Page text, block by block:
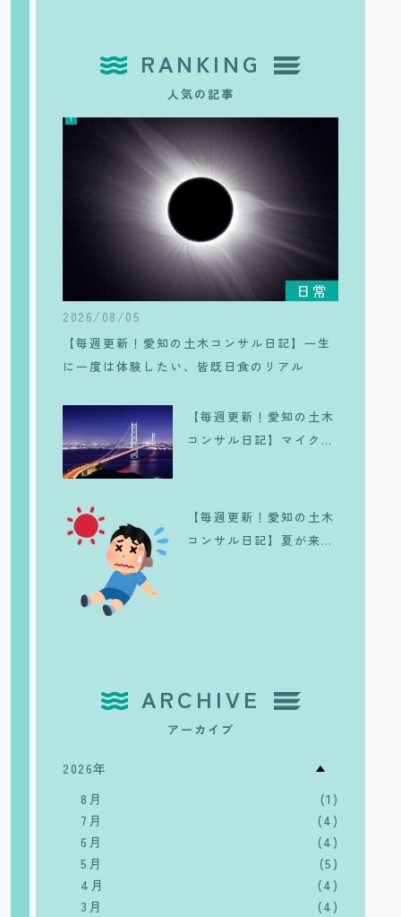
RANKING
人気の記事
日常
2026/08/05
【毎週更新！愛知の土木コンサル日記】一生
に一度は体験したい、皆既日食のリアル
【毎週更新！愛知の土木
コンサル日記】マイクラ
【毎週更新！愛知の土木
コンサル日記】夏が来
ARCHIVE
アーカイブ
2026年
8月
(1)
7月
(4)
6月
(4)
5月
(5)
4月
(4)
3月
(4)